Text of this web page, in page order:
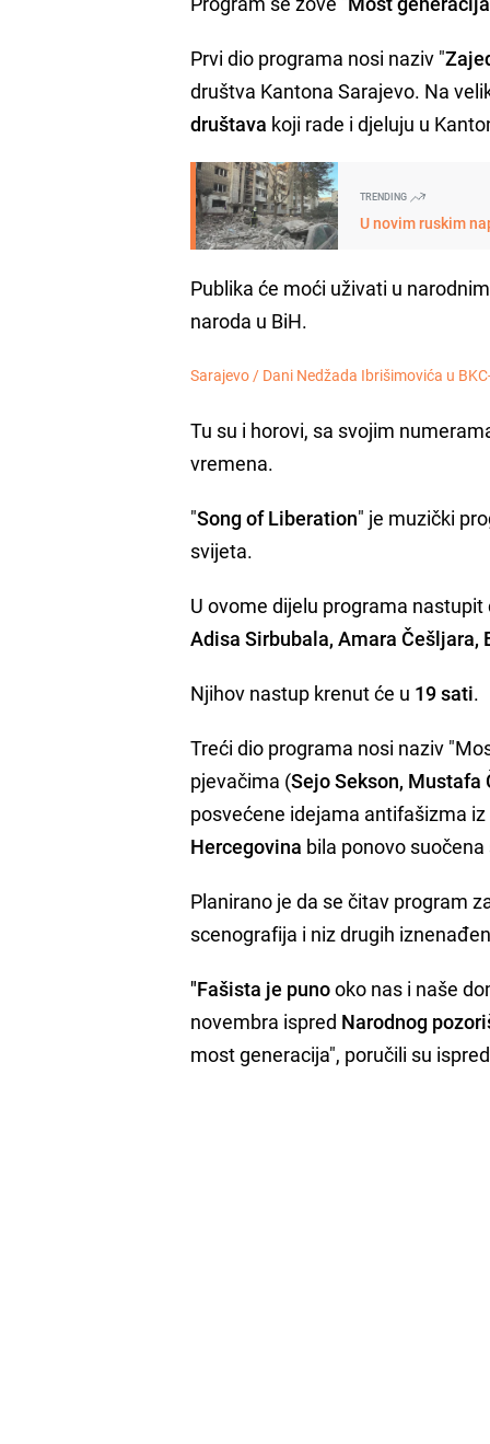
Prvi dio programa nosi naziv "
društva Kantona Sarajevo. Na
društava koji rade i djeluju u
TRENDING
U novim ruskim
Publika će moći uživati u
naroda u BiH.
Sarajevo / Dani Nedžada Ibrišimovića u
Tu su i horovi, sa svojim
vremena.
"Song of Liberation" je muzički
svijeta.
U ovome dijelu programa nastupit
Adisa Sirbubala, Amara Češljara,
Njihov nastup krenut će u 19 sati.
Treći dio programa nosi naziv
pjevačima (Sejo Sekson,
posvećene idejama antifašizma
Hercegovina bila ponovo
Planirano je da se čitav program
scenografija i niz drugih
"Fašista je punooko nas i naše
novembra ispred Narodnog
most generacija", poručili su ispred